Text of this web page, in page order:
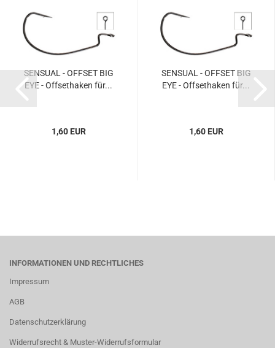
SENSUAL - OFFSET BIG
EYE - Offsethaken für...
1,60 EUR
SENSUAL - OFFSET BIG
EYE - Offsethaken für...
1,60 EUR
INFORMATIONEN UND RECHTLICHES
Impressum
AGB
Datenschutzerklärung
Widerrufsrecht & Muster-Widerrufsformular